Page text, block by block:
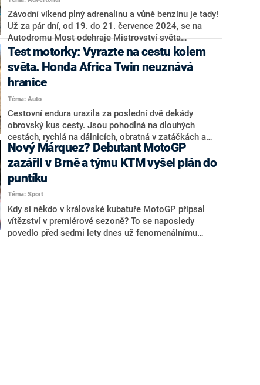
Závodní víkend plný adrenalinu a vůně benzínu je tady!
Už za pár dní, od 19. do 21. července 2024, se na
Autodromu Most odehraje Mistrovství světa
WorldSBK, vrcholná událost světového šampionátu
motocyklů kategorie Superbike. Česká republika bude
šestou zastávkou šampionátu po světových okruzích
jako Catalunya, Assen, Donington Park nebo
australský Phillip Island. Letos připravili organizátoři i
několik novinek pro fanoušky, potvrdil v rozhovoru pro
CNN Prima NEWS tiskový mluvčí Autodromu Most a
manažer pro vztahy s veřejností Radek Laube.
Test motorky: Vyrazte na cestu kolem
světa. Honda Africa Twin neuznává
hranice
Téma: Auto
Cestovní endura urazila za poslední dvě dekády
obrovský kus cesty. Jsou pohodlná na dlouhých
cestách, rychlá na dálnicích, obratná v zatáčkách a
všestranná v každodenním provozu. Není divu, že na
vysoké stroje s vysokými řídítky přesedá stále více
motorkářů. Obdivované kulty z věhlasných chovů
BMW, Triumphu či Ducati ale jakoby zapomněly na
svůj původní účel – jízdu v terénu. Proto má své
nezastupitelné místo na trhu právě japonská klasika.
Nový Márquez? Debutant MotoGP
zazářil v Brně a týmu KTM vyšel plán do
puntíku
Téma: Sport
Kdy si někdo v královské kubatuře MotoGP připsal
vítězství v premiérové sezoně? To se naposledy
povedlo před sedmi lety dnes už fenomenálnímu